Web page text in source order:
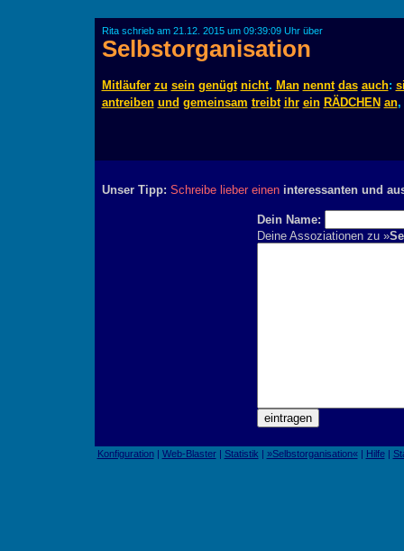
Rita schrieb am 21.12. 2015 um 09:39:09 Uhr über
Selbstorganisation
Mitläufer zu sein genügt nicht. Man nennt das auch:
antreiben und gemeinsam treibt ihr ein RÄDCHEN an,
Unser Tipp: Schreibe lieber einen interessanten und
Dein Name:
Deine Assoziationen zu »
Konfiguration| Web-Blaster| Statistik | »Selbstorganisation«| Hilfe|